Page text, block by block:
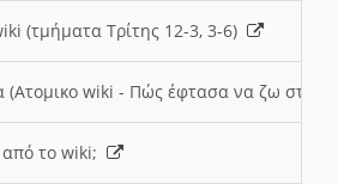
(τμήματα Τρίτης 12-3, 3-6)
(Ατομικο wiki - Πώς έφτασα να ζω στην
από το wiki;